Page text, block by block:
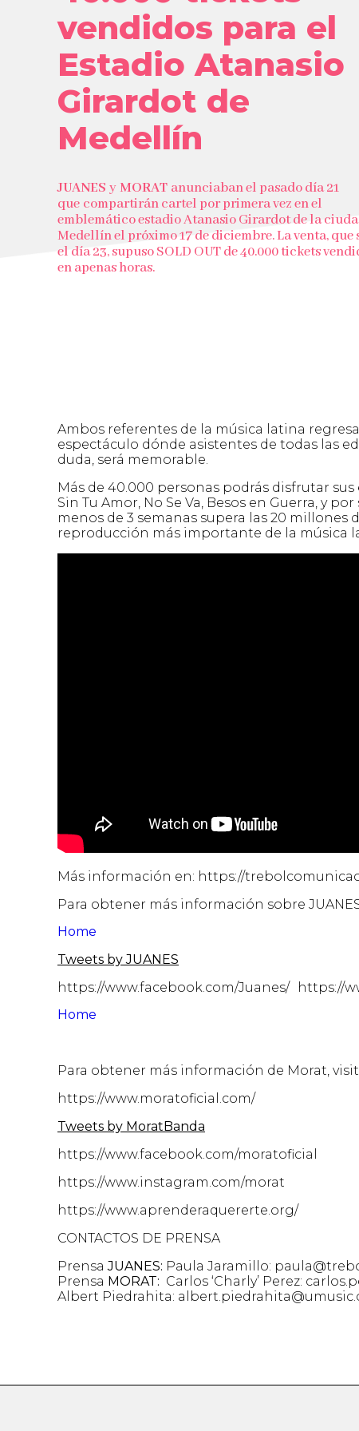
vendidos para el
Estadio Atanasio
Girardot de
Medellín
JUANES yMORAT anunciaban el pasado día 21
que compartirán cartel por primera vez en el
emblemático estadio Atanasio Girardot de la
Medellín el próximo 17 de diciembre. La venta, que
el día 23, supuso SOLD OUT de 40.000 tickets
en apenas horas.
Ambos referentes de la música latina
espectáculo dónde asistentes de todas las
duda, será memorable.
Más de 40.000 personas podrás disfrutar sus
Sin Tu Amor, No Se Va, Besos en Guerra, y
menos de 3 semanas supera las 20
reproducción más importante de la música
Más información en: https://
Para obtener más información sobre
Home
Tweets by JUANES
https://www.facebook.com/Juanes/ https://
Home
Para obtener más información de Morat,
https://www.moratoficial.com/
Tweets by MoratBanda
https://www.facebook.com/moratoficial
https://www.instagram.com/morat
https://www.aprenderaquererte.org/
CONTACTOS DE PRENSA
PrensaJUANES: Paula Jaramillo:
Prensa MORAT: Carlos ‘Charly’ Perez:
Albert Piedrahita: